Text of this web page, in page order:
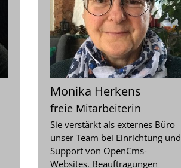
Monika Herkens
freie Mitarbeiterin
Sie verstärkt als externes Büro
unser Team bei Einrichtung und
Support von OpenCms-
Websites. Beauftragungen